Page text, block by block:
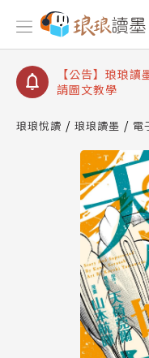
【公告】琅琅讀
【公告】琅琅讀
【公告】琅琅
請圖文教學
查詢
【公告】琅琅
琅琅悅讀 琅琅讀墨 電